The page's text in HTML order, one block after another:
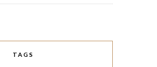
TAGS